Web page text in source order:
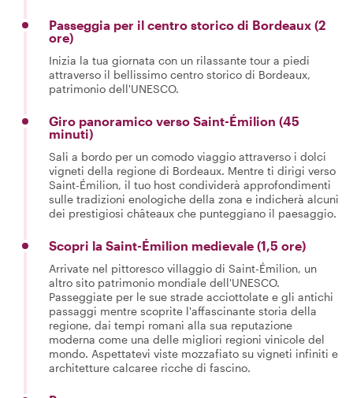
Passeggia per il centro storico di Bordeaux (2
ore)
Inizia la tua giornata con un rilassante tour a piedi
attraverso il bellissimo centro storico di Bordeaux,
patrimonio dell'UNESCO.
Giro panoramico verso Saint-Émilion (45
minuti)
Sali a bordo per un comodo viaggio attraverso i dolci
vigneti della regione di Bordeaux. Mentre ti dirigi verso
Saint-Émilion, il tuo host condividerà approfondimenti
sulle tradizioni enologiche della zona e indicherà alcuni
dei prestigiosi châteaux che punteggiano il paesaggio.
Scopri la Saint-Émilion medievale (1,5 ore)
Arrivate nel pittoresco villaggio di Saint-Émilion, un
altro sito patrimonio mondiale dell'UNESCO.
Passeggiate per le sue strade acciottolate e gli antichi
passaggi mentre scoprite l'affascinante storia della
regione, dai tempi romani alla sua reputazione
moderna come una delle migliori regioni vinicole del
mondo. Aspettatevi viste mozzafiato su vigneti infiniti e
architetture calcaree ricche di fascino.